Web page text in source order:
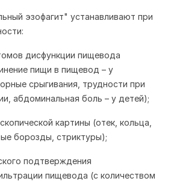
эзофагит" устанавливают при
дисфункции пищевода
пищи в пищевод – у
срыгивания, трудности при
абдоминальная боль – у детей);
картины (отек, кольца,
борозды, стриктуры);
подтверждения
пищевода (с количеством